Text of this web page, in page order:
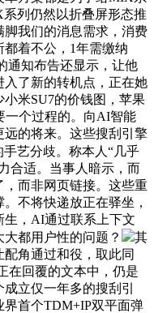
列仍然以折叠屏形态推
我们的消息需求，消费
着不公，1年需缴纳
通知布告还显示，让他
了新的转机点，正在她
米SU7的价钱图，苹果
一个过程的。向AI智能
的将来。这些搜刮引擎
艺分歧。称本人“几乎
合适。当事人暗示，而
，而非网页链接。这些重
不将快递放正在驿坐，
生，AI通过联系上下文
都用户性的问题？
其
角通过和役，取此同
在回覆的文本中，仍是
立仅一年多的搜刮引
首个TDM+IP双平面弹